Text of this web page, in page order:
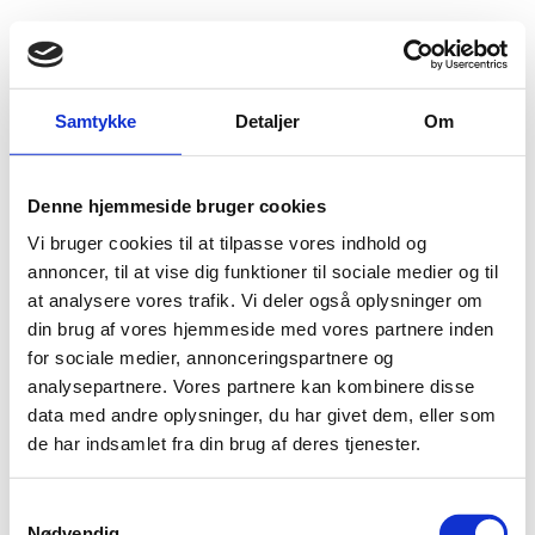
Samtykke Detaljer Om
Denne hjemmeside bruger cookies
Vi bruger cookies til at tilpasse vores indhold og
annoncer, til at vise dig funktioner til sociale medier og til
at analysere vores trafik. Vi deler også oplysninger om
din brug af vores hjemmeside med vores partnere inden
for sociale medier, annonceringspartnere og
analysepartnere. Vores partnere kan kombinere disse
data med andre oplysninger, du har givet dem, eller som
de har indsamlet fra din brug af deres tjenester.
Gå til forsiden Fold søgefelt ud
Menu
Udlændingenævnet Find viden
Familiesammenføring
Forældre til dansk statsborgerbarn
Forældre til dansk statsborgerbarn
Hvis en udenlandsk forælder har fået opholdstilladelse efter TEUF artikel 20
på grund af et afhængighedsforhold til et dansk statsborgerbarn, og
afhængighedsforholdet efterfølgende ophører, vil der som udgangspunkt
være grundlag for at inddrage eller nægte at forlænge forælderens
opholdstilladelse.
Nationalitet